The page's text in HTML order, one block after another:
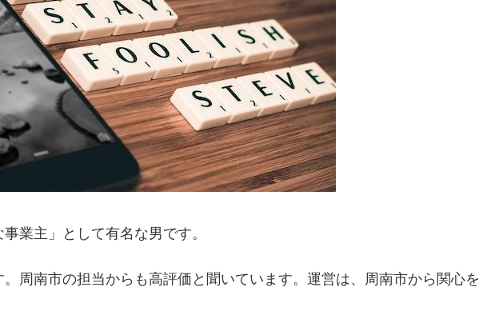
業主」として有名な男です。
周南市の担当からも高評価と聞いています。運営は、周南市から関心を